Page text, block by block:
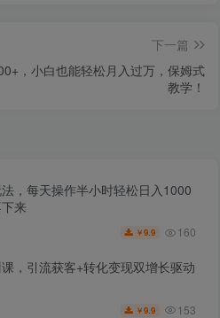
下一篇
，小白也能轻松月入过万，保姆式
教学！
，每天操作半小时轻松日入1000
来
￥9.9 160
，引流获客+转化变现双增长驱动
￥9.9 153